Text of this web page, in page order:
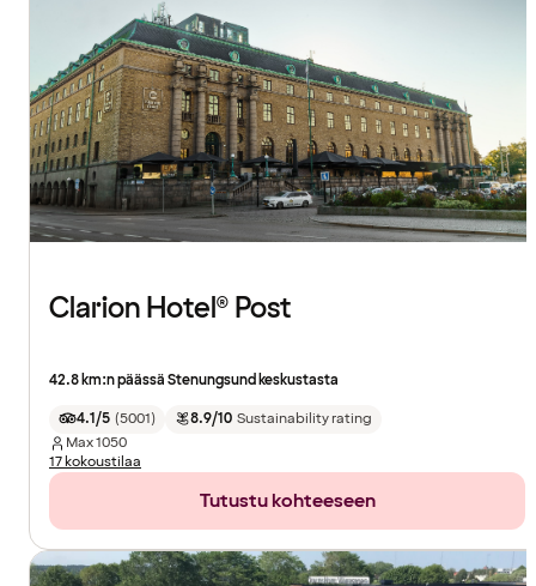
Clarion Hotel® Post
42.8 km:n päässä Stenungsund keskustasta
4.1/5 (5001) 8.9/10 Sustainability rating
Max1050
17 kokoustilaa
Tutustu kohteeseen